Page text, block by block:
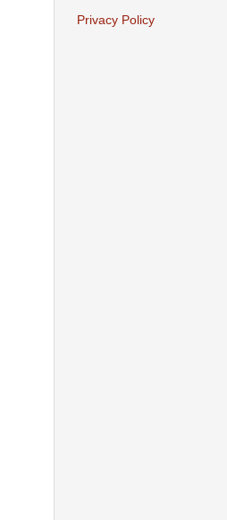
Privacy Policy